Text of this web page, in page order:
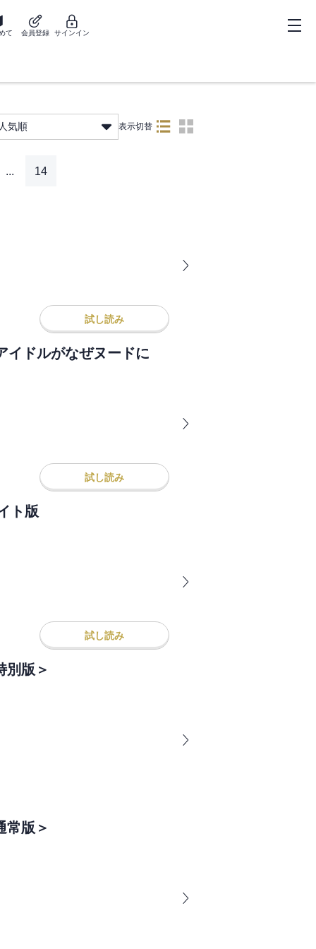
て 会員登録 サインイン
人気順 表示切替
... 14
試し読み
ドルがなぜヌードに
試し読み
ァーズvol.50 ライト版
試し読み
別版＞
常版＞